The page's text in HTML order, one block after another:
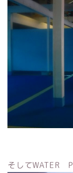
そしてWATER